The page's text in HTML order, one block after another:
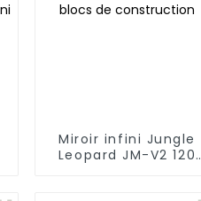
Miroir infini Jungle
Leopard JM-V2 120